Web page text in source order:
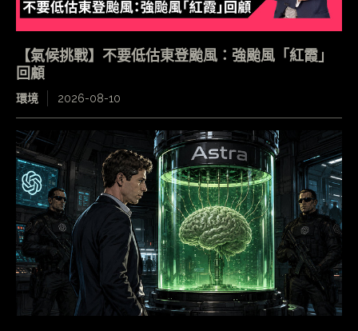
【氣候挑戰】不要低估東登颱風：強颱風「紅霞」
回顧
環境 2026-08-10